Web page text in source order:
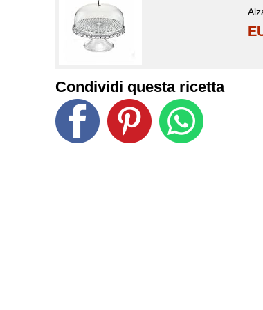
Condividi questa ricetta